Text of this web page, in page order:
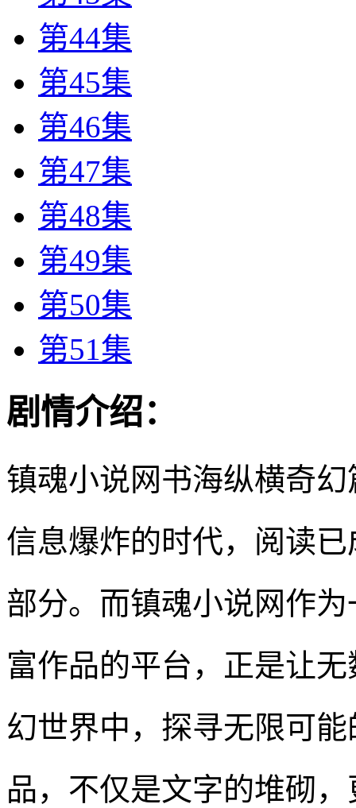
第44集
第45集
第46集
第47集
第48集
第49集
第50集
第51集
剧情介绍：
镇魂小说网书海纵横奇
信息爆炸的时代，阅读
部分。而镇魂小说网作
富作品的平台，正是让
幻世界中，探寻无限可
品，不仅是文字的堆砌